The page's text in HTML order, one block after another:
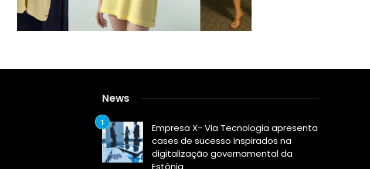
News
Empresa X- Via Tecnologia apresenta
cases de sucesso inspirados na
digitalização governamental da
Estônia